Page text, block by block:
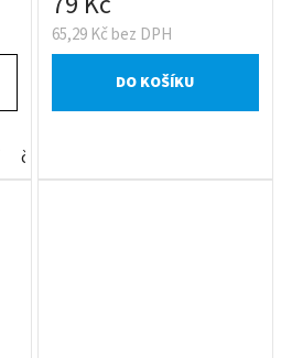
černá 34,9mm OEM balení
65,29 Kč bez DPH
DO KOŠÍKU